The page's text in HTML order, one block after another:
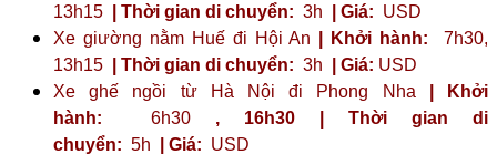
13h15
| Thời gian di chuyển: 3h | Giá: USD
Xe giường nằm Huế đi Hội An
| Khởi hành: 7h30,
13h15
| Thời gian di chuyển: 3h | Giá: USD
Xe ghế ngồi từ Hà Nội đi Phong Nha
| Khởi
hành: 6h30 , 16h30
| Thời gian di
chuyển: 5h | Giá: USD